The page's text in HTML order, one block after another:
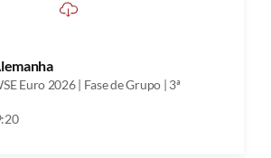
Euro 2026 | Fase de Grupo | 3ª